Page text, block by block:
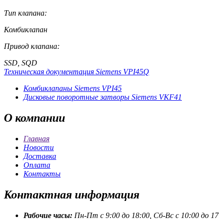
Тип клапана:
Комбиклапан
Привод клапана:
SSD, SQD
Техническая документация Siemens VPI45Q
Комбиклапаны Siemens VPI45
Дисковые поворотные затворы Siemens VKF41
О компании
Главная
Новости
Доставка
Оплата
Контакты
Контактная информация
Рабочие часы: Пн-Пт с 9:00 до 18:00, Сб-Вс с 10:00 до